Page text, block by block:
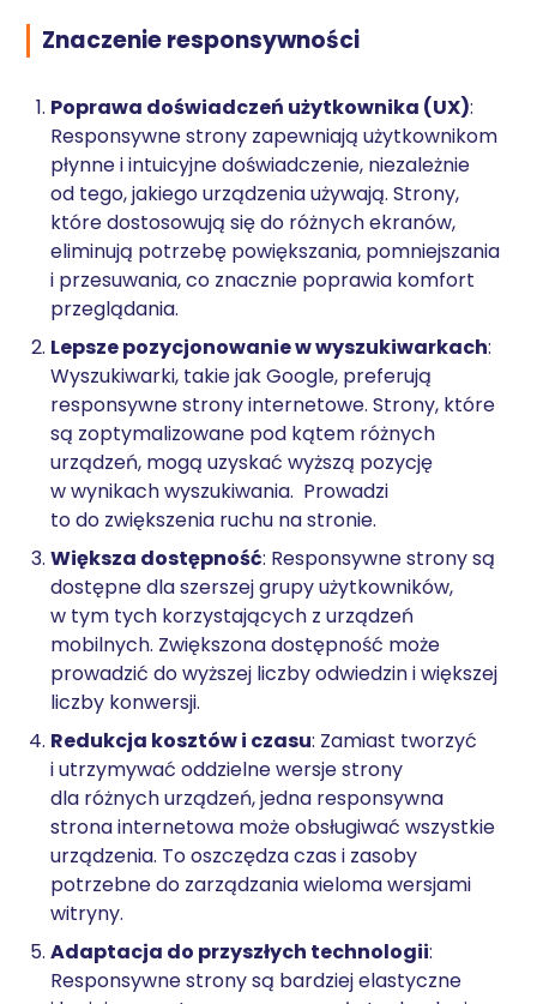
Znaczenie responsywności
Poprawa doświadczeń użytkownika (UX):
Responsywne strony zapewniają użytkownikom
płynne i intuicyjne doświadczenie, niezależnie
od tego, jakiego urządzenia używają. Strony,
które dostosowują się do różnych ekranów,
eliminują potrzebę powiększania, pomniejszania
i przesuwania, co znacznie poprawia komfort
przeglądania.
Lepsze pozycjonowanie w wyszukiwarkach:
Wyszukiwarki, takie jak Google, preferują
responsywne strony internetowe. Strony, które
są zoptymalizowane pod kątem różnych
urządzeń, mogą uzyskać wyższą pozycję
w wynikach wyszukiwania. Prowadzi
to do zwiększenia ruchu na stronie.
Większa dostępność: Responsywne strony są
dostępne dla szerszej grupy użytkowników,
w tym tych korzystających z urządzeń
mobilnych. Zwiększona dostępność może
prowadzić do wyższej liczby odwiedzin i większej
liczby konwersji.
Redukcja kosztów i czasu: Zamiast tworzyć
i utrzymywać oddzielne wersje strony
dla różnych urządzeń, jedna responsywna
strona internetowa może obsługiwać wszystkie
urządzenia. To oszczędza czas i zasoby
potrzebne do zarządzania wieloma wersjami
witryny.
Adaptacja do przyszłych technologii:
Responsywne strony są bardziej elastyczne